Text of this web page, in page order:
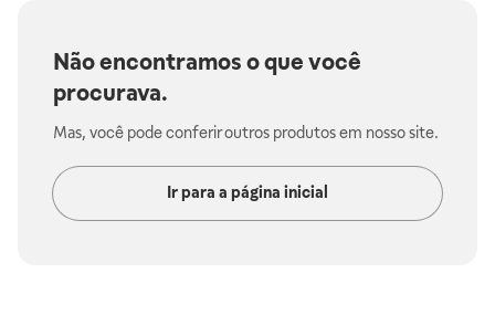
Não encontramos o que você
procurava.
Mas, você pode conferir outros produtos em nosso site.
Ir para a página inicial